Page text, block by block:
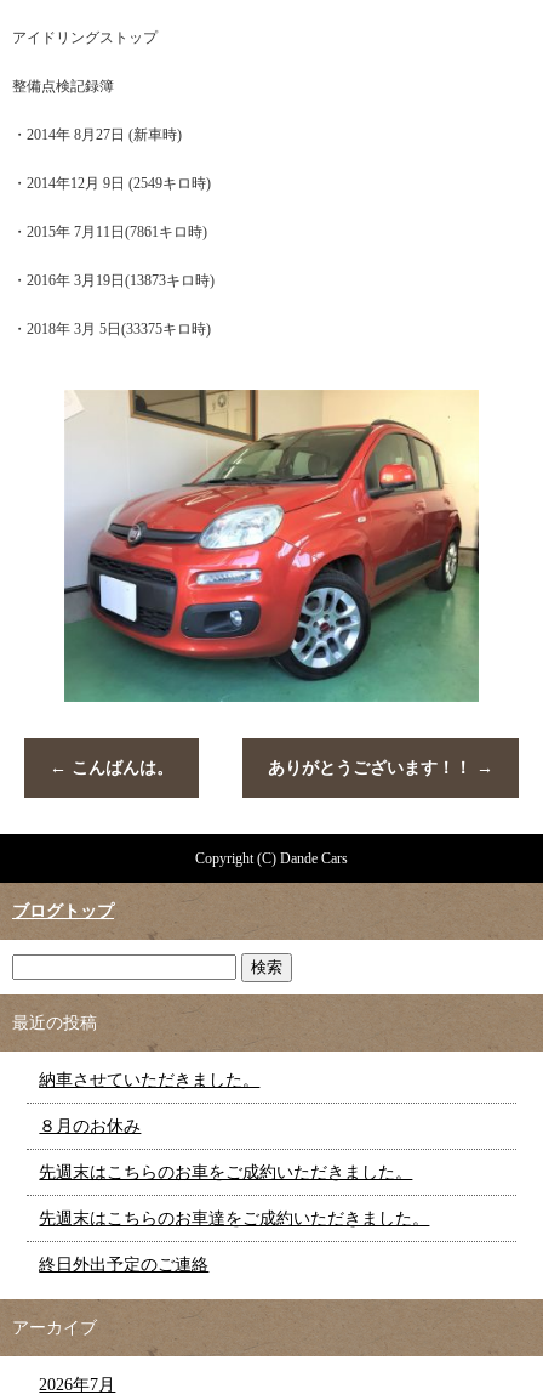
アイドリングストップ
整備点検記録簿
・2014年 8月27日 (新車時)
・2014年12月 9日 (2549キロ時)
・2015年 7月11日(7861キロ時)
・2016年 3月19日(13873キロ時)
・2018年 3月 5日(33375キロ時)
← こんばんは。 ありがとうございます！！ →
Copyright (C) Dande Cars
ブログトップ
最近の投稿
納車させていただきました。
８月のお休み
先週末はこちらのお車をご成約いただきました。
先週末はこちらのお車達をご成約いただきました。
終日外出予定のご連絡
アーカイブ
2026年7月